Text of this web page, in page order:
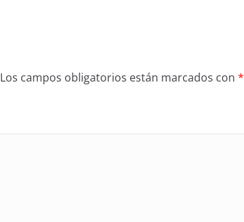
Los campos obligatorios están marcados con *